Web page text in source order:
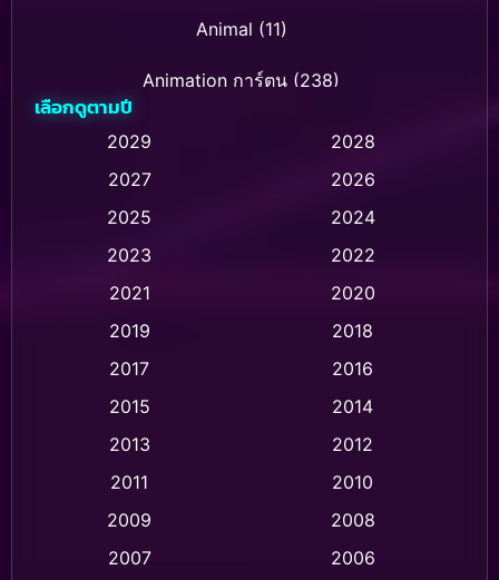
Animal (11)
Animation การ์ตูน (238)
Animation การ์ตูน (32)
Animation การ์ตูน (28)
Animation แอนิเมชัน (1)
Animation แอนิเมชั่น (1)
เลือกดูตามปี
2029
2028
2027
2026
2025
2024
2023
2022
2021
2020
2019
2018
2017
2016
2015
2014
2013
2012
2011
2010
2009
2008
2007
2006